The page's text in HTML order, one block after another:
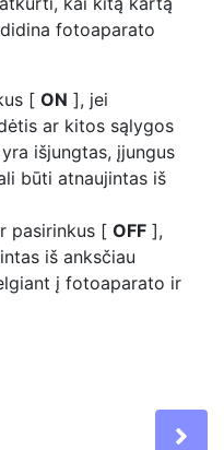
fotoaparato
[ ON ], jei
ar kitos sąlygos
išjungtas, įjungus
būti atnaujintas iš
pasirinkus [ OFF ],
iš anksčiau
į fotoaparato ir